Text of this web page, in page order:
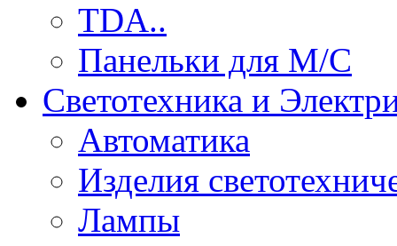
TDA..
Панельки для М/С
Светотехника и
Автоматика
Изделия
Лампы